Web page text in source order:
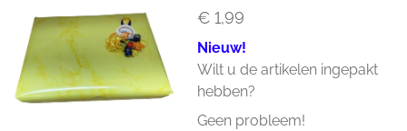
€ 1,99
Nieuw!
Wilt u de artikelen ingepakt
hebben?
Geen probleem!